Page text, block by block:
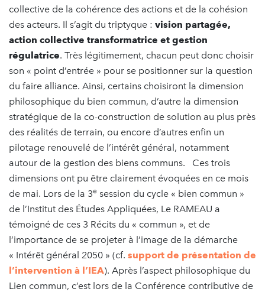
collective de la cohérence des actions et de la cohésion
des acteurs. Il s’agit du triptyque : vision partagée,
action collective transformatrice et gestion
régulatrice. Très légitimement, chacun peut donc choisir
son « point d’entrée » pour se positionner sur la question
du faire alliance. Ainsi, certains choisiront la dimension
philosophique du bien commun, d’autre la dimension
stratégique de la co-construction de solution au plus près
des réalités de terrain, ou encore d’autres enfin un
pilotage renouvelé de l’intérêt général, notamment
autour de la gestion des biens communs. Ces trois
dimensions ont pu être clairement évoquées en ce mois
de mai. Lors de la 3e session du cycle « bien commun »
de l’Institut des Études Appliquées, Le RAMEAU a
témoigné de ces 3 Récits du « commun », et de
l’importance de se projeter à l’image de la démarche
« Intérêt général 2050 » (cf. support de présentation de
l’intervention à l’IEA). Après l’aspect philosophique du
Lien commun, c’est lors de la Conférence contributive de